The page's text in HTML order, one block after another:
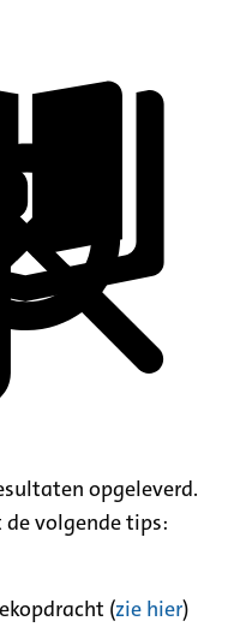
opgeleverd.
volgende tips:
(zie hier)